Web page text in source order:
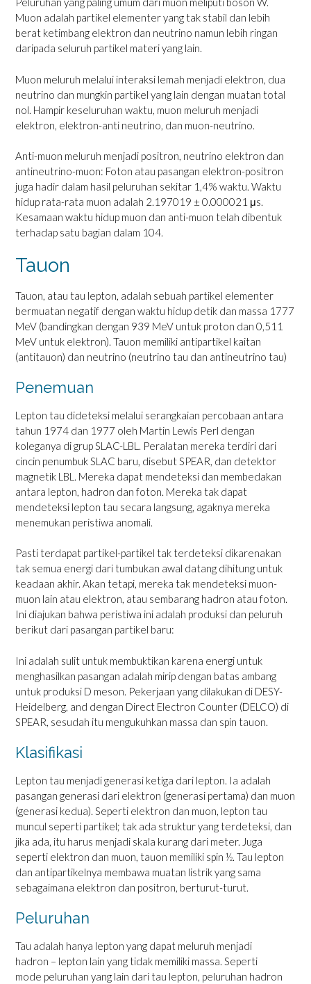
Muon adalah partikel elementer yang tak stabil dan lebih
berat ketimbang elektron dan neutrino namun lebih ringan
daripada seluruh partikel materi yang lain.
Muon meluruh melalui interaksi lemah menjadi elektron, dua
neutrino dan mungkin partikel yang lain dengan muatan total
nol. Hampir keseluruhan waktu, muon meluruh menjadi
elektron, elektron-anti neutrino, dan muon-neutrino.
Anti-muon meluruh menjadi positron, neutrino elektron dan
antineutrino-muon: Foton atau pasangan elektron-positron
juga hadir dalam hasil peluruhan sekitar 1,4% waktu. Waktu
hidup rata-rata muon adalah 2.197019 ± 0.000021 μs.
Kesamaan waktu hidup muon dan anti-muon telah dibentuk
terhadap satu bagian dalam 104.
Tauon
Tauon, atau tau lepton, adalah sebuah partikel elementer
bermuatan negatif dengan waktu hidup detik dan massa 1777
MeV (bandingkan dengan 939 MeV untuk proton dan 0,511
MeV untuk elektron). Tauon memiliki antipartikel kaitan
(antitauon) dan neutrino (neutrino tau dan antineutrino tau)
Penemuan
Lepton tau dideteksi melalui serangkaian percobaan antara
tahun 1974 dan 1977 oleh Martin Lewis Perl dengan
koleganya di grup SLAC-LBL. Peralatan mereka terdiri dari
cincin penumbuk SLAC baru, disebut SPEAR, dan detektor
magnetik LBL. Mereka dapat mendeteksi dan membedakan
antara lepton, hadron dan foton. Mereka tak dapat
mendeteksi lepton tau secara langsung, agaknya mereka
menemukan peristiwa anomali.
Pasti terdapat partikel-partikel tak terdeteksi dikarenakan
tak semua energi dari tumbukan awal datang dihitung untuk
keadaan akhir. Akan tetapi, mereka tak mendeteksi muon-
muon lain atau elektron, atau sembarang hadron atau foton.
Ini diajukan bahwa peristiwa ini adalah produksi dan peluruh
berikut dari pasangan partikel baru:
Ini adalah sulit untuk membuktikan karena energi untuk
menghasilkan pasangan adalah mirip dengan batas ambang
untuk produksi D meson. Pekerjaan yang dilakukan di DESY-
Heidelberg, and dengan Direct Electron Counter (DELCO) di
SPEAR, sesudah itu mengukuhkan massa dan spin tauon.
Klasifikasi
Lepton tau menjadi generasi ketiga dari lepton. Ia adalah
pasangan generasi dari elektron (generasi pertama) dan muon
(generasi kedua). Seperti elektron dan muon, lepton tau
muncul seperti partikel; tak ada struktur yang terdeteksi, dan
jika ada, itu harus menjadi skala kurang dari meter. Juga
seperti elektron dan muon, tauon memiliki spin ½. Tau lepton
dan antipartikelnya membawa muatan listrik yang sama
sebagaimana elektron dan positron, berturut-turut.
Peluruhan
Tau adalah hanya lepton yang dapat meluruh menjadi
hadron – lepton lain yang tidak memiliki massa. Seperti
mode peluruhan yang lain dari tau lepton, peluruhan hadron